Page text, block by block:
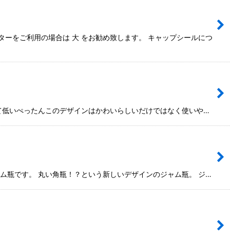
をご利用の場合は 大 をお勧め致します。 キャップシールにつ
いぺったんこのデザインはかわいらしいだけではなく使いや…
瓶です。 丸い角瓶！？という新しいデザインのジャム瓶。 ジ…